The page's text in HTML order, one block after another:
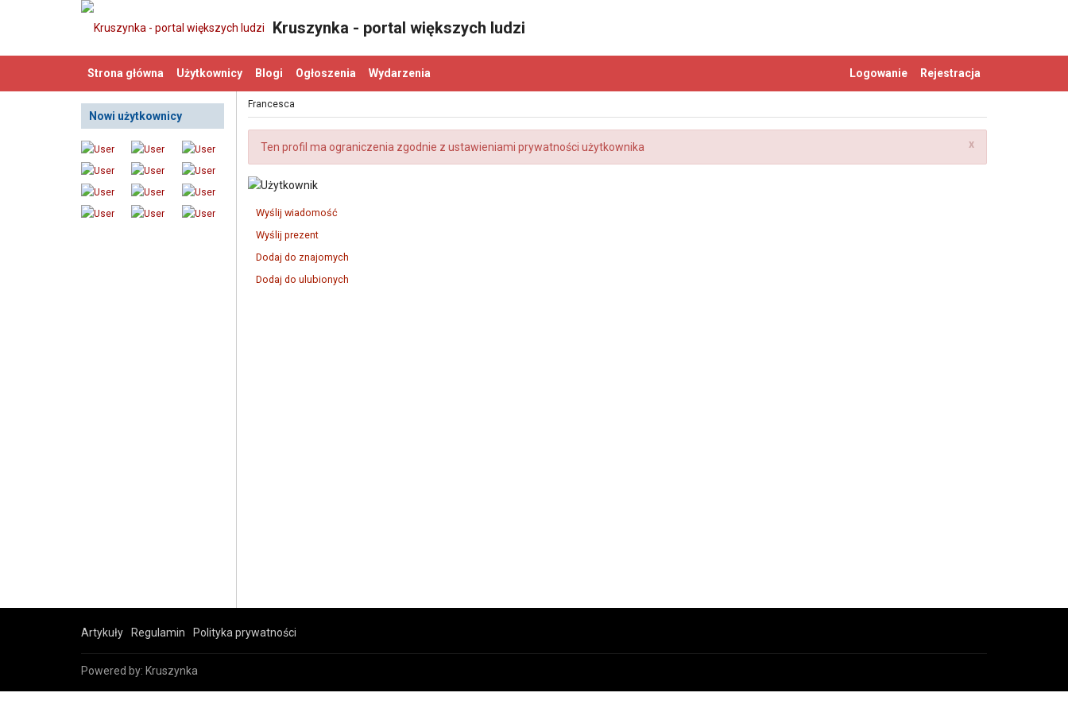
Kruszynka - portal większych ludzi
Rejestracja
Logowanie
Strona główna Użytkownicy Blogi Ogłoszenia Wydarzenia
Nowi użytkownicy
Francesca
x
Ten profil ma ograniczenia zgodnie z ustawieniami prywatności użytkownika
Wyślij wiadomość
Wyślij prezent
Dodaj do znajomych
Dodaj do ulubionych
Artykuły Regulamin Polityka prywatności
Powered by: Kruszynka